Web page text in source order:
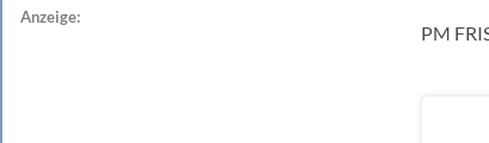
PM
Anzeige: